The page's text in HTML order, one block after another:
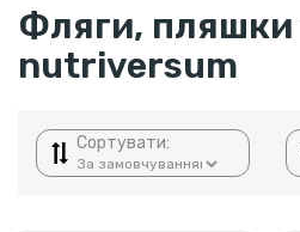
Фляги, пляшки
nutriversum
Сортувати: